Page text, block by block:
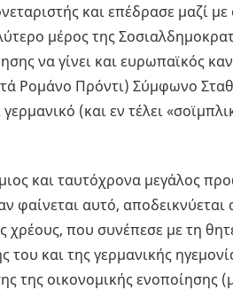
και επέδρασε μαζί
μέρος της
να γίνει και ευρωπαϊκός
Ρομάνο Πρόντι) Σύμφωνο
(και εν τέλει
και ταυτόχρονα μεγάλος
φαίνεται αυτό,
χρέους, που συνέπεσε με τη
του και της γερμανικής
της οικονομικής ενοποίησης